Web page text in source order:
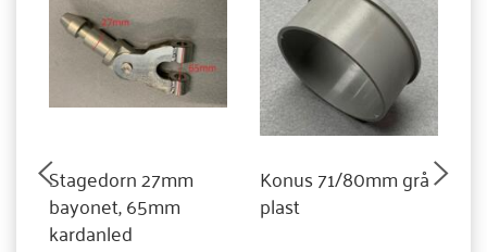
Stagedorn 27mm
bayonet, 65mm
kardanled
Konus 71/80mm grå
plast